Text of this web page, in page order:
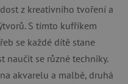
z kreativního tvoření a
S tímto kufříkem
se každé dítě stane
naučit se různé techniky.
akvarelu a malbě, druhá